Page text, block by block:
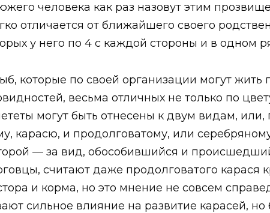
человека как раз назовут этим
отличается от ближайшего своего
у него по 4 с каждой стороны и в одном
которые по своей организации могут жить
весьма отличных не только по
могут быть отнесены к двум видам, или,
карасю, и продолговатому, или
— за вид, обособившийся и
считают даже продолговатого карася
и корма, но это мнение не совсем
сильное влияние на развитие карасей, но